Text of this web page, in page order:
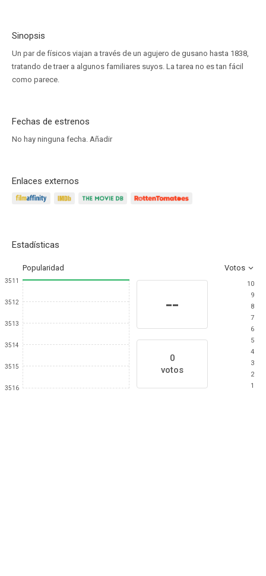
Sinopsis
Un par de físicos viajan a través de un agujero de gusano hasta 1838,
tratando de traer a algunos familiares suyos. La tarea no es tan fácil
como parece.
Fechas de estrenos
No hay ninguna fecha. Añadir
Enlaces externos
Estadísticas
Popularidad Votos
3511
3512
3513
3514
3515
3516
--
0
votos
10
9
8
7
6
5
4
3
2
1